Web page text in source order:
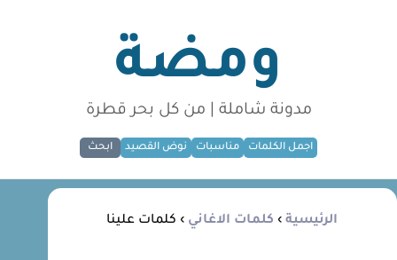
ومضة
مدونة شاملة | من كل بحر قطرة
اجمل الكلمات مناسبات نوض القصيد ابحث
الرئيسية› كلمات الاغاني › كلمات علينا